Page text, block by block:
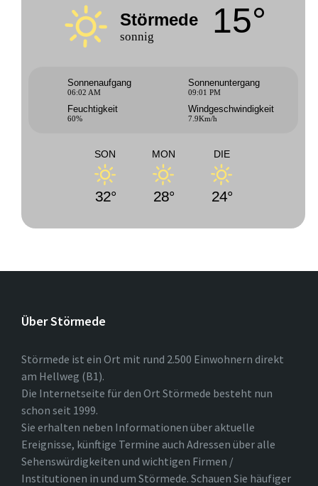
Störmede
sonnig 15°
Sonnenaufgang
06:02 AM
Sonnenuntergang
09:01 PM
Feuchtigkeit
60%
Windgeschwindigkeit
7.9Km/h
SON
32°
MON
28°
DIE
24°
Über Störmede
Störmede ist ein Ort mit rund 2.500 Einwohnern direkt
am Hellweg (B1).
Die Internetseite für den Ort Störmede besteht nun
schon seit 1999.
Sie erhalten neben Informationen über aktuelle
Ereignisse, künftige Termine auch Adressen über alle
Sehenswürdigkeiten und wichtigen Firmen /
Institutionen in und um Störmede. Schauen Sie häufiger